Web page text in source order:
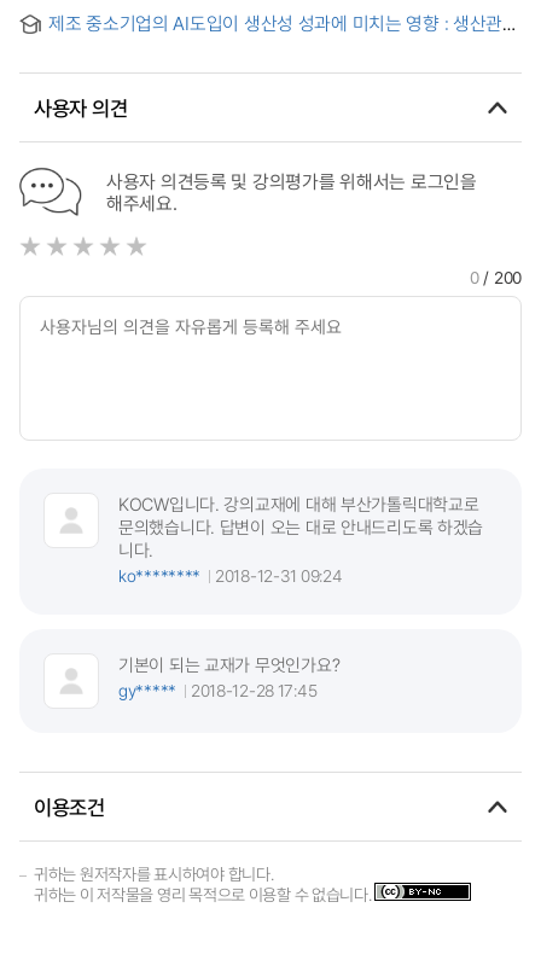
제조 중소기업의 AI도입이 생산성 성과에 미치는 영향 : 생산관리
Intelligence(AI) Adoption on Productivity Performance in
사용자 의견
사용자 의견등록 및 강의평가를 위해서는 로그인을
해주세요.
0/ 200
KOCW입니다. 강의교재에 대해 부산가톨릭대학교로
문의했습니다. 답변이 오는 대로 안내드리도록 하겠습
니다.
ko********
2018-12-31 09:24
기본이 되는 교재가 무엇인가요?
gy*****
2018-12-28 17:45
이용조건
귀하는 원저작자를 표시하여야 합니다.
귀하는 이 저작물을 영리 목적으로 이용할 수 없습니다.